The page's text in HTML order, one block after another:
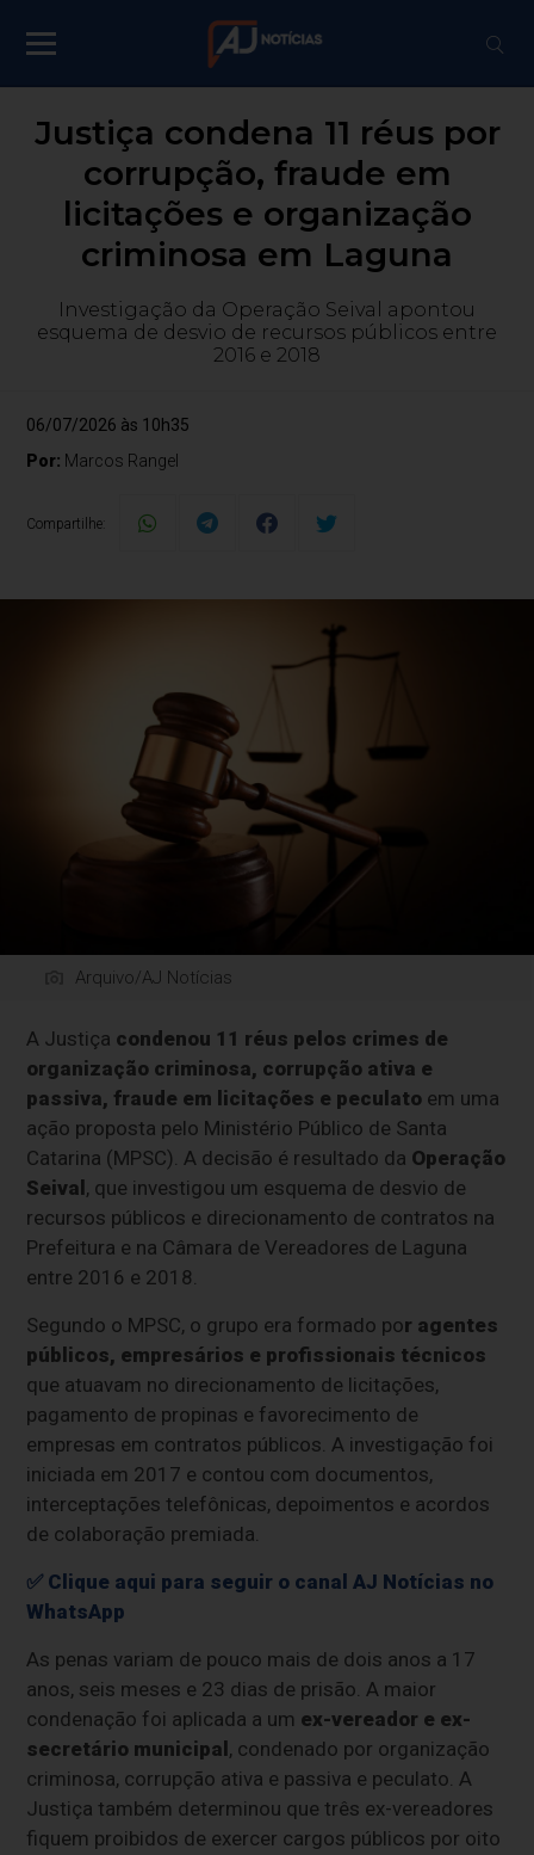
Justiça condena 11 réus por
corrupção, fraude em
licitações e organização
criminosa em Laguna
Investigação da Operação Seival apontou
esquema de desvio de recursos públicos entre
2016 e 2018
06/07/2026 às 10h35
Por: Marcos Rangel
Compartilhe:
Arquivo/AJ Notícias
A Justiça condenou 11 réus pelos crimes de
organização criminosa, corrupção ativa e
passiva, fraude em licitações e peculato em uma
ação proposta pelo Ministério Público de Santa
Catarina (MPSC). A decisão é resultado da Operação
Seival , que investigou um esquema de desvio de
recursos públicos e direcionamento de contratos na
Prefeitura e na Câmara de Vereadores de Laguna
entre 2016 e 2018.
Segundo o MPSC, o grupo era formado por agentes
públicos, empresários e profissionais técnicos
que atuavam no direcionamento de licitações,
pagamento de propinas e favorecimento de
empresas em contratos públicos. A investigação foi
iniciada em 2017 e contou com documentos,
interceptações telefônicas, depoimentos e acordos
de colaboração premiada.
✅ Clique aqui para seguir o canal AJ Notícias no
WhatsApp
As penas variam de pouco mais de dois anos a 17
anos, seis meses e 23 dias de prisão. A maior
condenação foi aplicada a um ex-vereador e ex-
secretário municipal , condenado por organização
criminosa, corrupção ativa e passiva e peculato. A
Justiça também determinou que três ex-vereadores
fiquem proibidos de exercer cargos públicos por oito